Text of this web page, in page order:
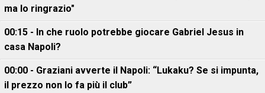
ma lo ringrazio"
00:15 - In che ruolo potrebbe giocare Gabriel Jesus in
casa Napoli?
00:00 - Graziani avverte il Napoli: “Lukaku? Se si impunta,
il prezzo non lo fa più il club”